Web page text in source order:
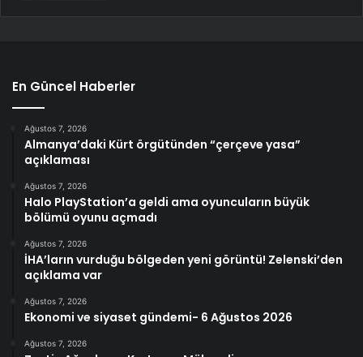
En Güncel Haberler
Ağustos 7, 2026
Almanya’daki Kürt örgütünden “çerçeve yasa”
açıklaması
Ağustos 7, 2026
Halo PlayStation’a geldi ama oyuncuların büyük
bölümü oyunu açmadı
Ağustos 7, 2026
İHA’ların vurduğu bölgeden yeni görüntü! Zelenski’den
açıklama var
Ağustos 7, 2026
Ekonomi ve siyaset gündemi- 6 Ağustos 2026
Ağustos 7, 2026